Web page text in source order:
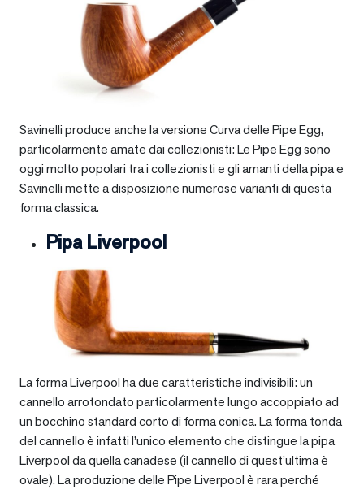
Savinelli produce anche la versione Curva delle Pipe Egg,
particolarmente amate dai collezionisti: Le Pipe Egg sono
oggi molto popolari tra i collezionisti e gli amanti della pipa e
Savinelli mette a disposizione numerose varianti di questa
forma classica.
Pipa Liverpool
La forma Liverpool ha due caratteristiche indivisibili: un
cannello arrotondato particolarmente lungo accoppiato ad
un bocchino standard corto di forma conica. La forma tonda
del cannello è infatti l’unico elemento che distingue la pipa
Liverpool da quella canadese (il cannello di quest’ultima è
ovale). La produzione delle Pipe Liverpool è rara perché